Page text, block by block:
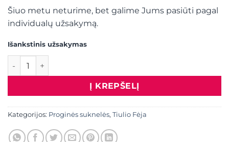
Šiuo metu neturime, bet galime Jums pasiūti pagal
individualų užsakymą.
Išankstinis užsakymas
produkto kiekis: SUKNELĖ 388
Į KREPŠELĮ
Kategorijos: Proginės suknelės, Tiulio Fėja